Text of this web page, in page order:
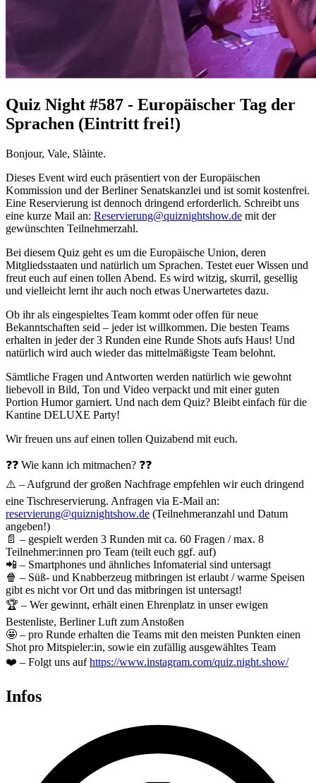
Quiz Night #587 - Europäischer Tag der
Sprachen (Eintritt frei!)
Bonjour, Vale, Slàinte.
Dieses Event wird euch präsentiert von der Europäischen
Kommission und der Berliner Senatskanzlei und ist somit kostenfrei.
Eine Reservierung ist dennoch dringend erforderlich. Schreibt uns
eine kurze Mail an: Reservierung@quiznightshow.de mit der
gewünschten Teilnehmerzahl.
Bei diesem Quiz geht es um die Europäische Union, deren
Mitgliedsstaaten und natürlich um Sprachen. Testet euer Wissen und
freut euch auf einen tollen Abend. Es wird witzig, skurril, gesellig
und vielleicht lernt ihr auch noch etwas Unerwartetes dazu.
Ob ihr als eingespieltes Team kommt oder offen für neue
Bekanntschaften seid – jeder ist willkommen. Die besten Teams
erhalten in jeder der 3 Runden eine Runde Shots aufs Haus! Und
natürlich wird auch wieder das mittelmäßigste Team belohnt.
Sämtliche Fragen und Antworten werden natürlich wie gewohnt
liebevoll in Bild, Ton und Video verpackt und mit einer guten
Portion Humor garniert. Und nach dem Quiz? Bleibt einfach für die
Kantine DELUXE Party!
Wir freuen uns auf einen tollen Quizabend mit euch.
❓❓ Wie kann ich mitmachen? ❓❓
⚠️ – Aufgrund der großen Nachfrage empfehlen wir euch dringend
eine Tischreservierung. Anfragen via E-Mail an:
reservierung@quiznightshow.de (Teilnehmeranzahl und Datum
angeben!)
📄 – gespielt werden 3 Runden mit ca. 60 Fragen / max. 8
Teilnehmer:innen pro Team (teilt euch ggf. auf)
📲 – Smartphones und ähnliches Infomaterial sind untersagt
🍿 – Süß- und Knabberzeug mitbringen ist erlaubt / warme Speisen
gibt es nicht vor Ort und das mitbringen ist untersagt!
🏆 – Wer gewinnt, erhält einen Ehrenplatz in unser ewigen
Bestenliste, Berliner Luft zum Anstoßen
🤩 – pro Runde erhalten die Teams mit den meisten Punkten einen
Shot pro Mitspieler:in, sowie ein zufällig ausgewähltes Team
❤️ – Folgt uns aufhttps://www.instagram.com/quiz.night.show/
Infos